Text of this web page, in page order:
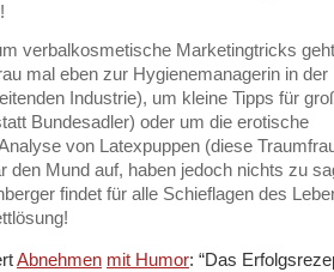
verbalkosmetische Marketingtricks
mal eben zur Hygienemanagerin in der
Industrie), um kleine Tipps für
Bundesadler) oder um die erotische
von Latexpuppen (diese
den Mund auf, haben jedoch nichts zu
findet für alle Schieflagen des
Abnehmen mit Humor: “Das